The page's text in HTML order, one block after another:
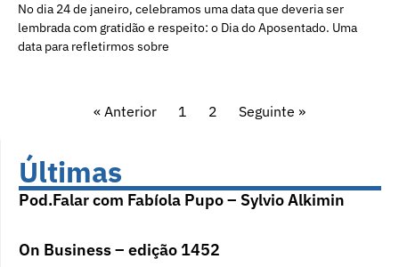
No dia 24 de janeiro, celebramos uma data que deveria ser
lembrada com gratidão e respeito: o Dia do Aposentado. Uma
data para refletirmos sobre
« Anterior 1 2 Seguinte »
Últimas
Pod.Falar com Fabíola Pupo – Sylvio Alkimin
On Business – edição 1452